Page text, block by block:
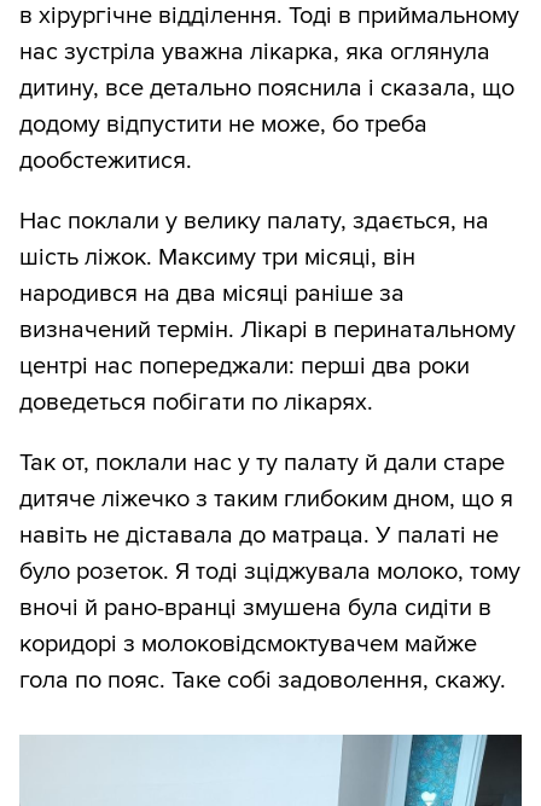
в хірургічне відділення. Тоді в приймальному
нас зустріла уважна лікарка, яка оглянула
дитину, все детально пояснила і сказала, що
додому відпустити не може, бо треба
дообстежитися.
Нас поклали у велику палату, здається, на
шість ліжок. Максиму три місяці, він
народився на два місяці раніше за
визначений термін. Лікарі в перинатальному
центрі нас попереджали: перші два роки
доведеться побігати по лікарях.
Так от, поклали нас у ту палату й дали старе
дитяче ліжечко з таким глибоким дном, що я
навіть не діставала до матраца. У палаті не
було розеток. Я тоді зціджувала молоко, тому
вночі й рано-вранці змушена була сидіти в
коридорі з молоковідсмоктувачем майже
гола по пояс. Таке собі задоволення, скажу.